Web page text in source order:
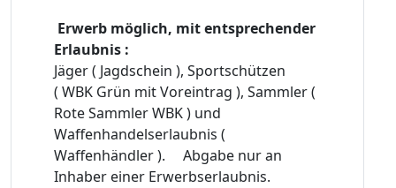
Erwerb möglich, mit entsprechender
Erlaubnis :
Jäger ( Jagdschein ), Sportschützen
( WBK Grün mit Voreintrag ), Sammler (
Rote Sammler WBK ) und
Waffenhandelserlaubnis (
Waffenhändler ). Abgabe nur an
Inhaber einer Erwerbserlaubnis.